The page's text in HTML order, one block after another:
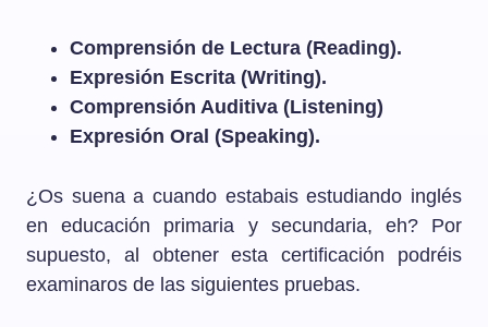
Comprensión de Lectura (Reading).
Expresión Escrita (Writing).
Comprensión Auditiva (Listening)
Expresión Oral (Speaking).
¿Os suena a cuando estabais estudiando inglés
en educación primaria y secundaria, eh? Por
supuesto, al obtener esta certificación podréis
examinaros de las siguientes pruebas.